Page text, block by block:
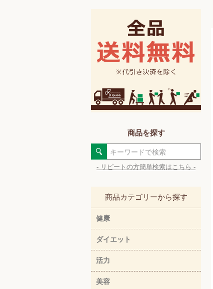
商品を探す
- リピートの方簡単検索はこちら -
商品カテゴリーから探す
健康
ダイエット
活力
美容